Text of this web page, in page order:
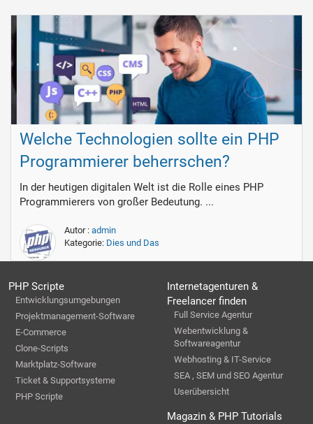
Welche Technologien sollte ein PHP
Programmierer beherrschen?
In der heutigen digitalen Welt ist die Rolle eines PHP
Programmierers von großer Bedeutung. ...
Autor : admin
Kategorie: Dies und Das
PHP Scripte
Entwicklungsumgebungen
Projektmanagement-Software
E-Commerce
Clone-Scripts
Marktplatz-Software
Ticket & Supportsysteme
PHP Scripte
Internetagenturen &
Freelancer finden
Full Service Agentur
Webentwicklung &
Softwareagentur
Webhosting & IT-Service
SEA , SEM und SEO Agentur
Userübersicht
Magazin & PHP Tutorials